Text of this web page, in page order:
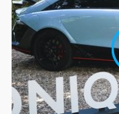
NEWSLETTER
SÍGUENOS